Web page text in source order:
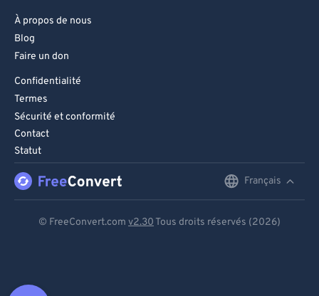
À propos de nous
Blog
Faire un don
Confidentialité
Termes
Sécurité et conformité
Contact
Statut
Français
© FreeConvert.com v2.30 Tous droits réservés (2026)